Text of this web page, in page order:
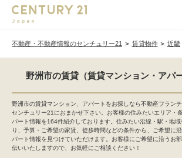
不動産・不動産情報のセンチュリー21 賃貸物件 近畿
野洲市の賃貸（賃貸マンション・アパ
野洲市の賃貸マンション、アパートをお探しなら不動産フラン
センチュリー21におまかせ下さい。お客様の住みたいエリア・
パート情報を164件紹介しております。住みたい沿線・駅・地
り、予算・ご希望の家賃、徒歩時間などの条件から、ご希望に
パート情報を見つけていただけます。お客様にご希望に沿うお
伝いいたしますので、お気軽にご相談ください！